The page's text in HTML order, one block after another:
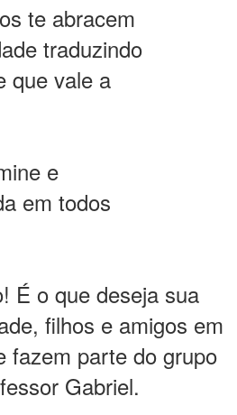
te abracem
traduzindo
que vale a
e
em todos
É o que deseja sua
filhos e amigos em
fazem parte do grupo
Gabriel.